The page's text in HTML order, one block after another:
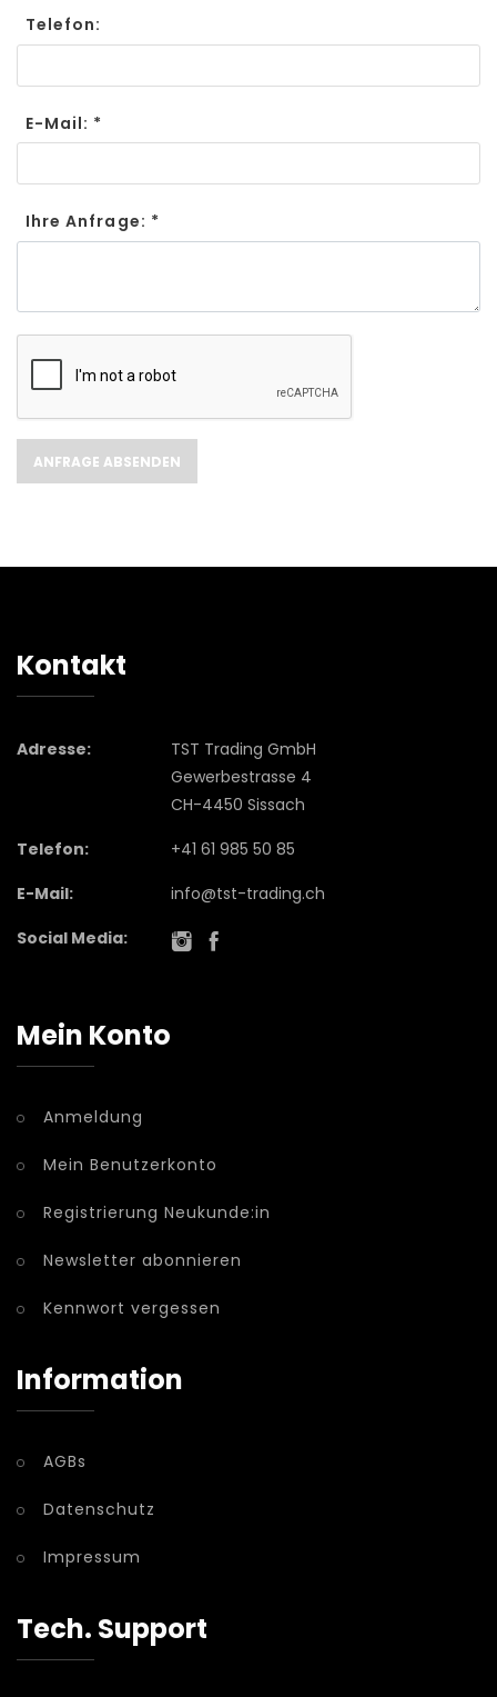
Telefon:
E-Mail: *
Ihre Anfrage: *
Kontakt
Adresse:
TST Trading GmbH
Gewerbestrasse 4
CH-4450 Sissach
Telefon:
+41 61 985 50 85
E-Mail:
info@tst-trading.ch
Social Media:
Mein Konto
Anmeldung
Mein Benutzerkonto
Registrierung Neukunde:in
Newsletter abonnieren
Kennwort vergessen
Information
AGBs
Datenschutz
Impressum
Tech. Support